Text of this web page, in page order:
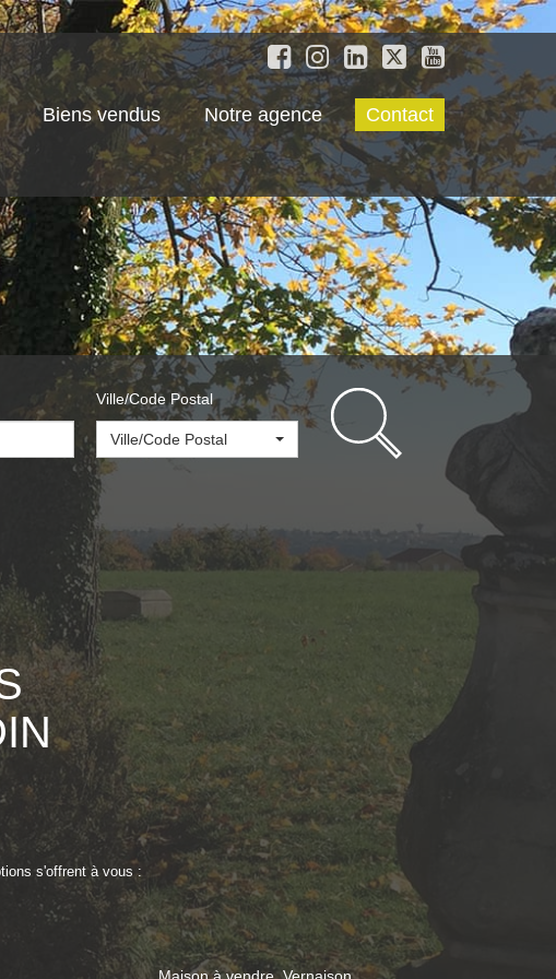
Biens vendus Notre agence Contact
Ville/Code Postal
Ville/Code Postal
s'offrent à vous :